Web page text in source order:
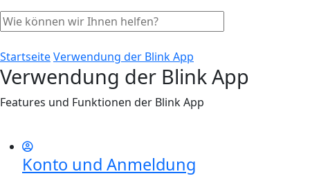
StartseiteVerwendung der Blink App
Verwendung der Blink App
Features und Funktionen der Blink App
Konto und Anmeldung